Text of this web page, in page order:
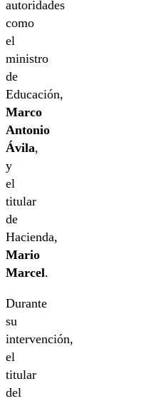
autoridades
como
el
ministro
de
Educación,
Marco
Antonio
Ávila,
y
el
titular
de
Hacienda,
Mario
Marcel.
Durante
su
intervención,
el
titular
del